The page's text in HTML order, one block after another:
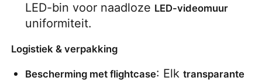
LED-bin voor naadloze LED-videomuur
uniformiteit.
Logistiek & verpakking
Bescherming met flightcase: Elk transparante